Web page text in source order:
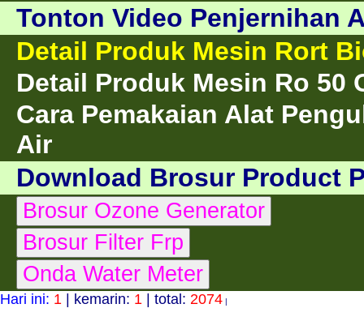
Tonton Video Penjernihan
Detail Produk Mesin Rort
Detail Produk Mesin Ro 50
Cara Pemakaian Alat
Air
Download Brosur Product
Hari ini: 1 | kemarin: 1 | total: 2074 |